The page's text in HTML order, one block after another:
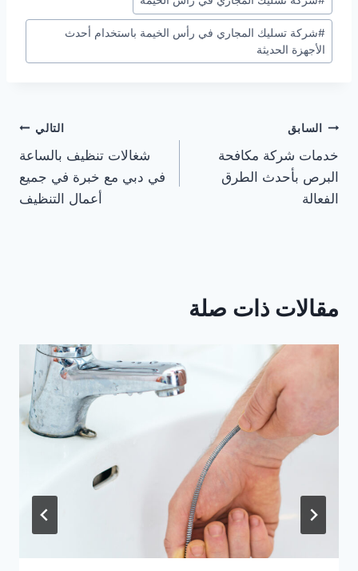
#شركة تسليك المجاري في رأس الخيمة باستخدام أحدث
الأجهزة الحديثة
تصفّح
المقالات
السابق
خدمات شركة مكافحة
البرص بأحدث الطرق
الفعالة
التالي
شغالات تنظيف بالساعة
في دبي مع خبرة في جميع
أعمال التنظيف
مقالات ذات صلة